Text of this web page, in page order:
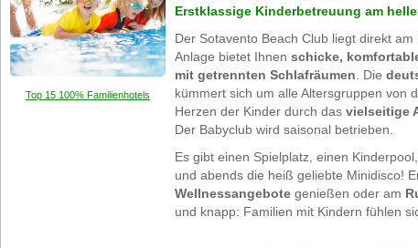
Top 15 100% Familienhotels
Erstklassige Kinderbetreuung am
Der Sotavento Beach Club liegt direkt
Anlage bietet Ihnen schicke,
mit getrennten Schlafräumen . Die
kümmert sich um alle Altersgruppen von
Herzen der Kinder durch das vielseitige
Der Babyclub wird saisonal betrieben.
Es gibt einen Spielplatz, einen
und abends die heiß geliebte Minidisco!
Wellnessangebote genießen oder am
und knapp: Familien mit Kindern fühlen